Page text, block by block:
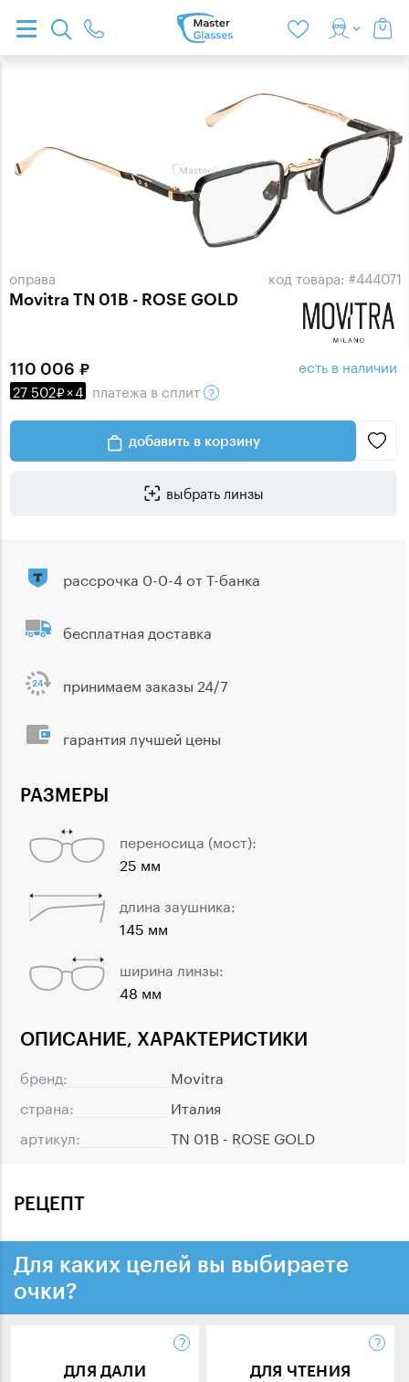
оправа
Movitra TN 01B - ROSE GOLD
код товара: #444071
110 006
27 502 ×4 платежа в сплит
есть в наличии
добавить в корзину
выбрать линзы
ОПИСАНИЕ, ХАРАКТЕРИСТИКИ
бренд:
Movitra
страна:
Италия
артикул:
TN 01B - ROSE GOLD
РАЗМЕРЫ
переносица (мост):
25 мм
длина заушника:
145 мм
ширина линзы:
48 мм
рассрочка 0-0-4 от Т-банка
бесплатная доставка
принимаем заказы 24/7
гарантия лучшей цены
РЕЦЕПТ
Для каких целей вы выбираете
очки?
ДЛЯ ДАЛИ ДЛЯ ЧТЕНИЯ